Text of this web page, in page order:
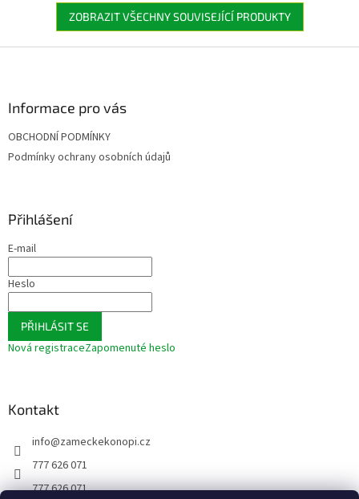
ZOBRAZIT VŠECHNY SOUVISEJÍCÍ PRODUKTY
Informace pro vás
OBCHODNÍ PODMÍNKY
Podmínky ochrany osobních údajů
Přihlášení
E-mail
Heslo
PŘIHLÁSIT SE
Nová registraceZapomenuté heslo
Kontakt
info@zameckekonopi.cz
777 626 071
777 626 071